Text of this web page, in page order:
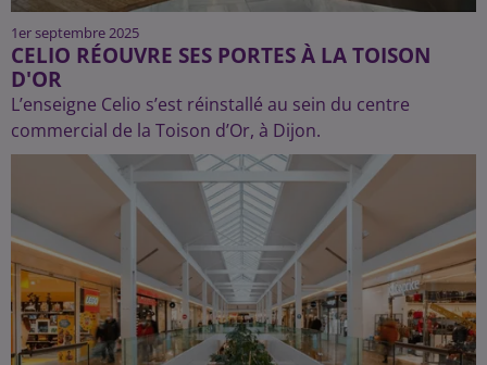
1er septembre 2025
CELIO RÉOUVRE SES PORTES À LA TOISON
D'OR
L’enseigne Celio s’est réinstallé au sein du centre
commercial de la Toison d’Or, à Dijon.